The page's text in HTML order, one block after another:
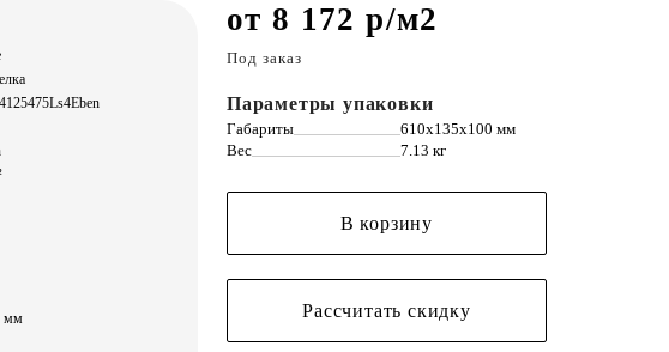
мм
от 8 172 р/м2
Под заказ
Параметры упаковки
Габариты
610х135х100 мм
Вес
7.13 кг
В корзину
Рассчитать скидку